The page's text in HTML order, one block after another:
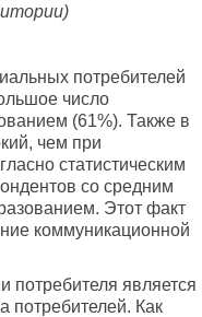
потребителей
число
(61%). Также в
чем при
статистическим
со средним
Этот факт
коммуникационной
является
потребителей. Как